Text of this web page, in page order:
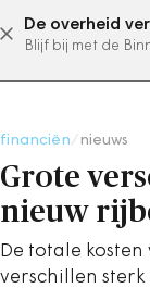
De overheid
Blijf bij met de
financiën nieuws
Grote
nieuw
De totale
verschillen sterk